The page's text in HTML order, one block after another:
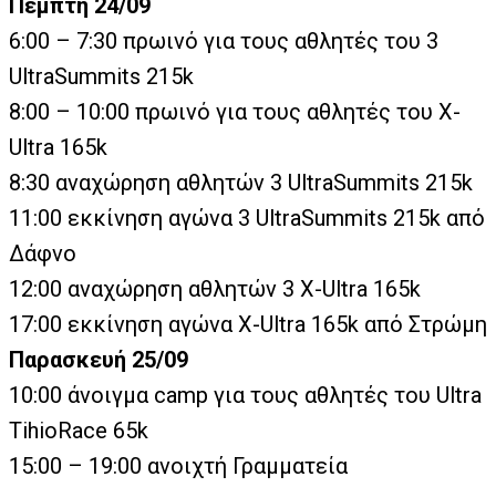
Πέμπτη 24/09
6:00 – 7:30 πρωινό για τους αθλητές του 3
UltraSummits 215k
8:00 – 10:00 πρωινό για τους αθλητές του X-
Ultra 165k
8:30 αναχώρηση αθλητών 3 UltraSummits 215k
11:00 εκκίνηση αγώνα 3 UltraSummits 215k από
Δάφνο
12:00 αναχώρηση αθλητών 3 X-Ultra 165k
17:00 εκκίνηση αγώνα X-Ultra 165k από Στρώμη
Παρασκευή 25/09
10:00 άνοιγμα camp για τους αθλητές του Ultra
TihioRace 65k
15:00 – 19:00 ανοιχτή Γραμματεία